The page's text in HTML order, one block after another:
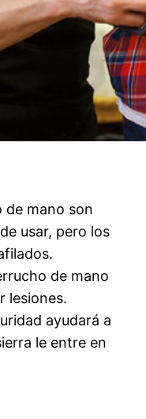
de mano son
usar, pero los
de mano
lesiones.
ayudará a
le entre en